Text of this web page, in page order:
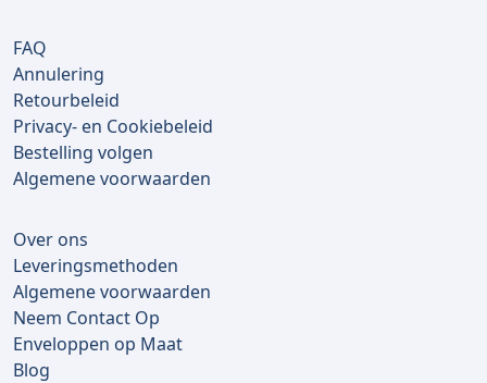
FAQ
Annulering
Retourbeleid
Privacy- en Cookiebeleid
Bestelling volgen
Algemene voorwaarden
Over ons
Leveringsmethoden
Algemene voorwaarden
Neem Contact Op
Enveloppen op Maat
Blog